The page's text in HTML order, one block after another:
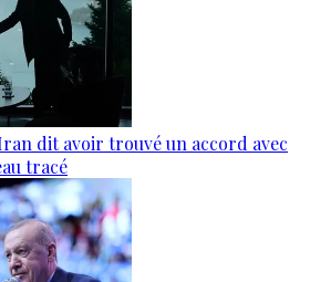
dit avoir trouvé un accord avec
tracé